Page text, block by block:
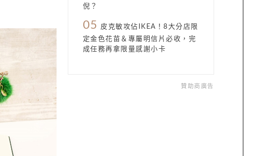
倪？
05
皮克敏攻佔IKEA！8大分店限
定金色花苗＆專屬明信片必收，完
成任務再拿限量感謝小卡
贊助商廣告